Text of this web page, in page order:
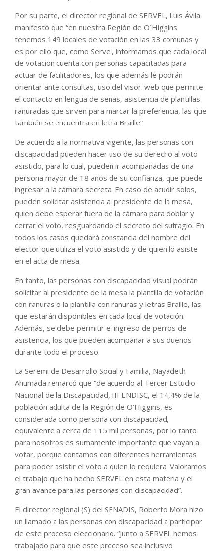
Por su parte, el director regional de SERVEL, Luis Ávila
manifestó que “en nuestra Región de O´Higgins
tenemos 149 locales de votación en las 33 comunas y
es por ello que, como Servel, informamos que cada local
de votación cuenta con personas capacitadas para
actuar de facilitadores, los que además le podrán
orientar ante consultas, uso del visor-web que permite
el contacto en lengua de señas, asistencia de plantillas
ranuradas que sirven para marcar la preferencia, las que
también se encuentra en letra Braille”
De acuerdo a la normativa vigente, las personas con
discapacidad pueden hacer uso de su derecho al voto
asistido, para lo cual, pueden ir acompañadas de una
persona mayor de 18 años de su confianza, que puede
ingresar a la cámara secreta. En caso de acudir solos,
pueden solicitar asistencia al presidente de la mesa,
quien debe esperar fuera de la cámara para doblar y
cerrar el voto, resguardando el secreto del sufragio. En
todos los casos quedará constancia del nombre del
elector que utiliza el voto asistido y de quien lo asiste
en el acta de mesa.
En tanto, las personas con discapacidad visual podrán
solicitar al presidente de la mesa la plantilla de votación
con ranuras o la plantilla con ranuras y letras Braille, las
que estarán disponibles en cada local de votación.
Además, se debe permitir el ingreso de perros de
asistencia, los que pueden acompañar a sus dueños
durante todo el proceso.
La Seremi de Desarrollo Social y Familia, Nayadeth
Ahumada remarcó que “de acuerdo al Tercer Estudio
Nacional de la Discapacidad, III ENDISC, el 14,4% de la
población adulta de la Región de O’Higgins, es
considerada como persona con discapacidad,
equivalente a cerca de 115 mil personas, por lo tanto
para nosotros es sumamente importante que vayan a
votar, porque contamos con diferentes herramientas
para poder asistir el voto a quien lo requiera. Valoramos
el trabajo que ha hecho SERVEL en esta materia y el
gran avance para las personas con discapacidad”.
El director regional (S) del SENADIS, Roberto Mora hizo
un llamado a las personas con discapacidad a participar
de este proceso eleccionario. “Junto a SERVEL hemos
trabajado para que este proceso sea inclusivo